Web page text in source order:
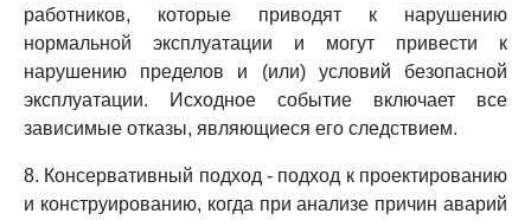
работников, которые приводят к нарушению
нормальной эксплуатации и могут привести к
нарушению пределов и (или) условий безопасной
эксплуатации. Исходное событие включает все
зависимые отказы, являющиеся его следствием.
8. Консервативный подход - подход к проектированию
и конструированию, когда при анализе причин аварий